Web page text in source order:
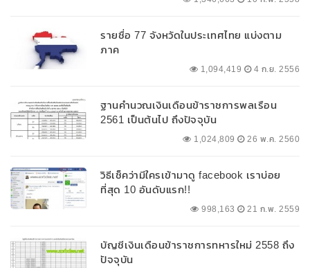
รายชื่อ 77 จังหวัดในประเทศไทย แบ่งตาม
ภาค
1,094,419 4 ก.ย. 2556
ฐานคำนวณเงินเดือนข้าราชการพลเรือน
2561 เป็นต้นไป ถึงปัจจุบัน
1,024,809 26 พ.ค. 2560
วิธีเช็คว่ามีใครเข้ามาดู facebook เราบ่อย
ที่สุด 10 อันดับแรก!!
998,163 21 ก.พ. 2559
บัญชีเงินเดือนข้าราชการทหารใหม่ 2558 ถึง
ปัจจุบัน